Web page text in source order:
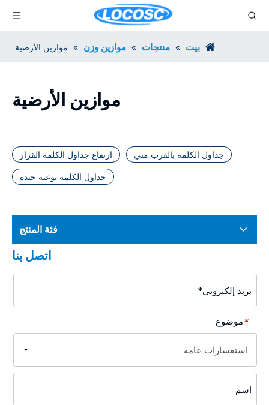
بيت » منتجات » موازين وزن » موازين الأرضية
موازين الأرضية
ارتفاع جداول الكلمة القرار جداول الكلمة بالقرب مني
جداول الكلمة نوعية جيدة
فئة المنتج
اتصل بنا
*موضوع